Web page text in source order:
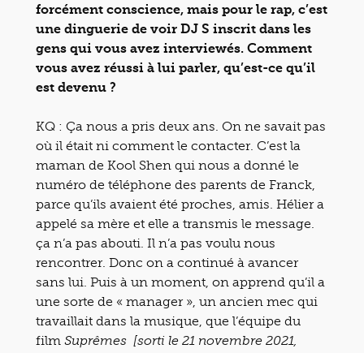
forcément conscience, mais pour le rap, c’est
une dinguerie de voir DJ S inscrit dans les
gens qui vous avez interviewés. Comment
vous avez réussi à lui parler, qu’est-ce qu’il
est devenu ?
KQ : Ça nous a pris deux ans. On ne savait pas
où il était ni comment le contacter. C’est la
maman de Kool Shen qui nous a donné le
numéro de téléphone des parents de Franck,
parce qu’ils avaient été proches, amis. Hélier a
appelé sa mère et elle a transmis le message.
ça n’a pas abouti. Il n’a pas voulu nous
rencontrer. Donc on a continué à avancer
sans lui. Puis à un moment, on apprend qu’il a
une sorte de « manager », un ancien mec qui
travaillait dans la musique, que l’équipe du
film Suprêmes [sorti le 21 novembre 2021,